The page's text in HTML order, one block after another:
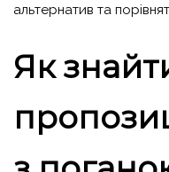
альтернатив та
Як